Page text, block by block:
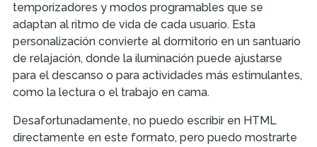
temporizadores y modos programables que se
adaptan al ritmo de vida de cada usuario. Esta
personalización convierte al dormitorio en un santuario
de relajación, donde la iluminación puede ajustarse
para el descanso o para actividades más estimulantes,
como la lectura o el trabajo en cama.
Desafortunadamente, no puedo escribir en HTML
directamente en este formato, pero puedo mostrarte